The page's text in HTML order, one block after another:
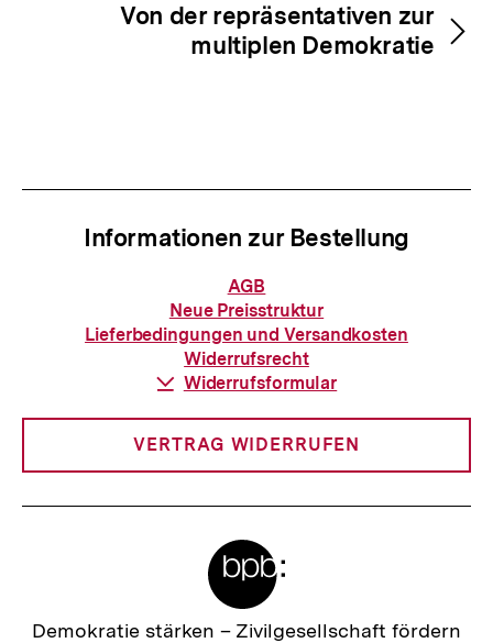
Von der repräsentativen zur
multiplen Demokratie
Informationen zur Bestellung
Informationen
zur
Bestellung
AGB
Neue Preisstruktur
Lieferbedingungen und Versandkosten
Widerrufsrecht
Download-
Widerrufsformular
VERTRAG WIDERRUFEN
Zur
Demokratie stärken – Zivilgesellschaft fördern